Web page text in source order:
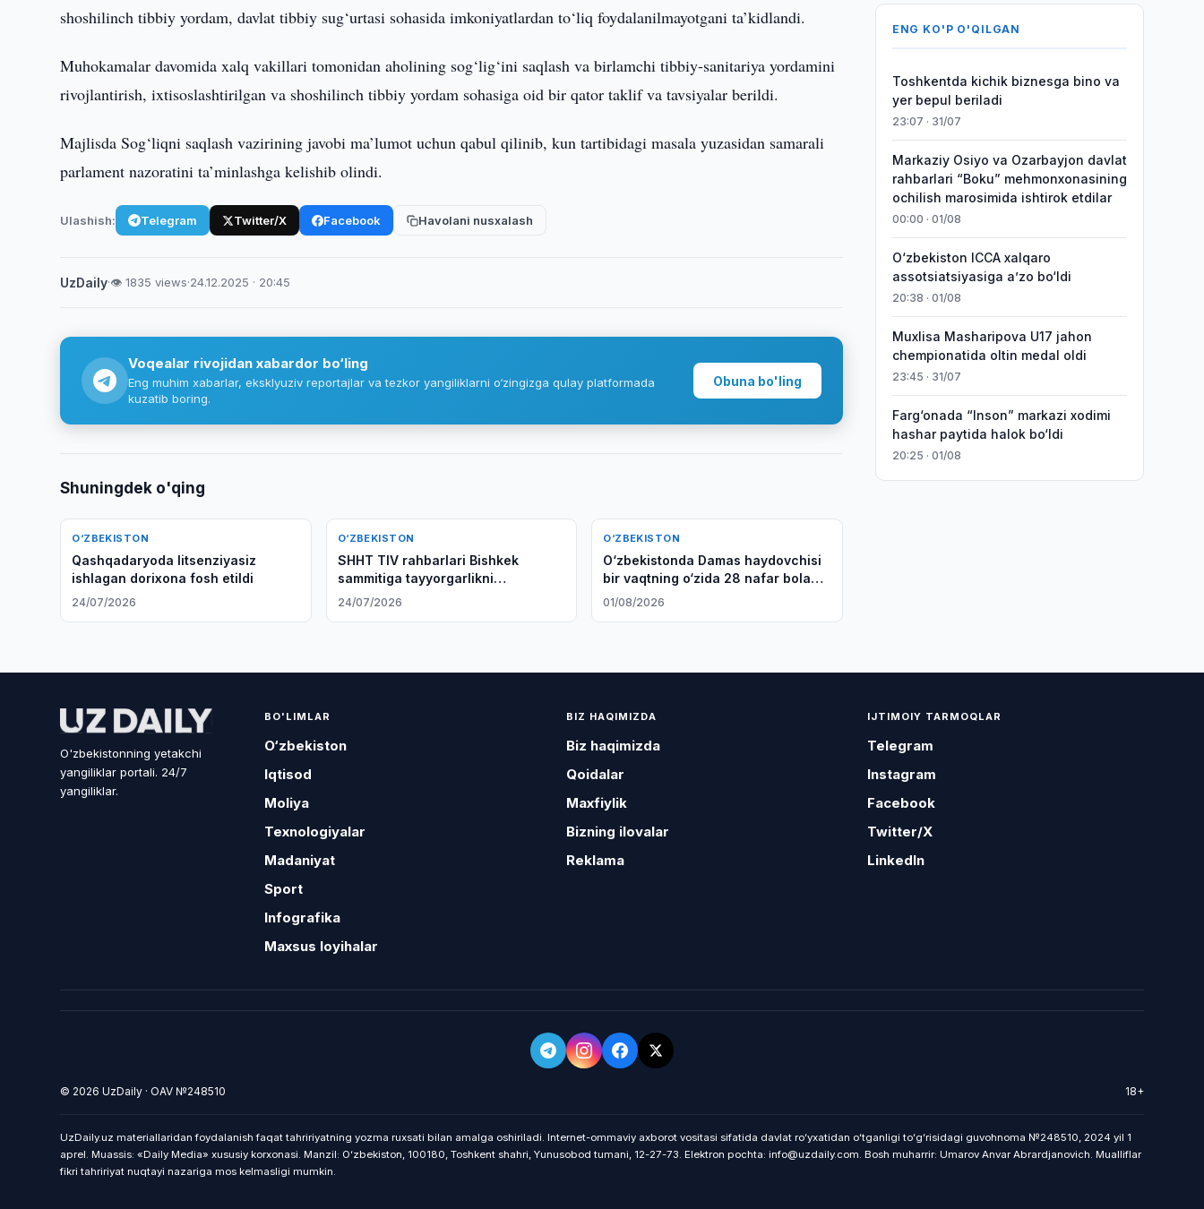
shoshilinch tibbiy yordam, davlat tibbiy sug‘urtasi sohasida imkoniyatlardan to‘liq foydalanilmayotgani ta’kidlandi.
Muhokamalar davomida xalq vakillari tomonidan aholining sog‘lig‘ini saqlash va birlamchi tibbiy-sanitariya yordamini
rivojlantirish, ixtisoslashtirilgan va shoshilinch tibbiy yordam sohasiga oid bir qator taklif va tavsiyalar berildi.
Majlisda Sog‘liqni saqlash vazirining javobi ma’lumot uchun qabul qilinib, kun tartibidagi masala yuzasidan samarali
parlament nazoratini ta’minlashga kelishib olindi.
Ulashish: Telegram Twitter/X Facebook Havolani nusxalash
UzDaily·👁 1835 views·24.12.2025 · 20:45
Voqealar rivojidan xabardor bo‘ling
Eng muhim xabarlar, eksklyuziv reportajlar va tezkor yangiliklarni o‘zingizga qulay platformada
kuzatib boring.
Obuna bo'ling
Shuningdek o'qing
O‘ZBEKISTON
Qashqadaryoda litsenziyasiz
ishlagan dorixona fosh etildi
24/07/2026
O‘ZBEKISTON
SHHT TIV rahbarlari Bishkek
sammitiga tayyorgarlikni
muhokama qildi
24/07/2026
O‘ZBEKISTON
O‘zbekistonda Damas haydovchisi
bir vaqtning o‘zida 28 nafar bolani
tashidi
01/08/2026
ENG KO'P O'QILGAN
Toshkentda kichik biznesga bino va
yer bepul beriladi
23:07 · 31/07
Markaziy Osiyo va Ozarbayjon davlat
rahbarlari “Boku” mehmonxonasining
ochilish marosimida ishtirok etdilar
00:00 · 01/08
O‘zbekiston ICCA xalqaro
assotsiatsiyasiga aʼzo bo‘ldi
20:38 · 01/08
Muxlisa Masharipova U17 jahon
chempionatida oltin medal oldi
23:45 · 31/07
Farg‘onada “Inson” markazi xodimi
hashar paytida halok bo‘ldi
20:25 · 01/08
O'zbekistonning yetakchi
yangiliklar portali. 24/7
yangiliklar.
BO'LIMLAR
O‘zbekiston
Iqtisod
Moliya
Texnologiyalar
Madaniyat
Sport
Infografika
Maxsus loyihalar
BIZ HAQIMIZDA
Biz haqimizda
Qoidalar
Maxfiylik
Bizning ilovalar
Reklama
IJTIMOIY TARMOQLAR
Telegram
Instagram
Facebook
Twitter/X
LinkedIn
© 2026 UzDaily · OAV №248510 18+
UzDaily.uz materiallaridan foydalanish faqat tahririyatning yozma ruxsati bilan amalga oshiriladi. Internet-ommaviy axborot vositasi sifatida davlat roʻyxatidan oʻtganligi toʻgʻrisidagi guvohnoma №248510, 2024 yil 1
aprel. Muassis: «Daily Media» xususiy korxonasi. Manzil: Oʻzbekiston, 100180, Toshkent shahri, Yunusobod tumani, 12-27-73. Elektron pochta: info@uzdaily.com. Bosh muharrir: Umarov Anvar Abrardjanovich. Mualliflar
fikri tahririyat nuqtayi nazariga mos kelmasligi mumkin.